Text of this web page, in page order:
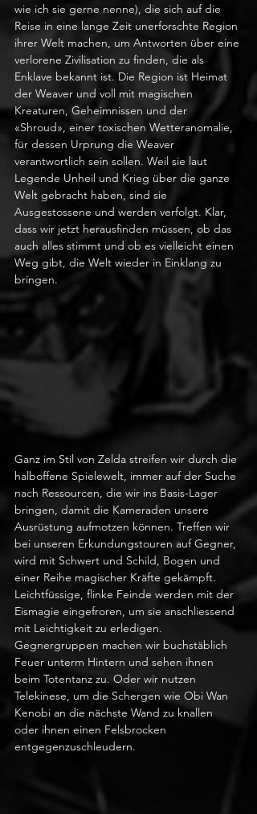
wie ich sie gerne nenne), die sich auf die
Reise in eine lange Zeit unerforschte Region
ihrer Welt machen, um Antworten über eine
verlorene Zivilisation zu finden, die als
Enklave bekannt ist. Die Region ist Heimat
der Weaver und voll mit magischen
Kreaturen, Geheimnissen und der
«Shroud», einer toxischen Wetteranomalie,
für dessen Urprung die Weaver
verantwortlich sein sollen. Weil sie laut
Legende Unheil und Krieg über die ganze
Welt gebracht haben, sind sie
Ausgestossene und werden verfolgt. Klar,
dass wir jetzt herausfinden müssen, ob das
auch alles stimmt und ob es vielleicht einen
Weg gibt, die Welt wieder in Einklang zu
bringen.
Ganz im Stil von Zelda streifen wir durch die
halboffene Spielewelt, immer auf der Suche
nach Ressourcen, die wir ins Basis-Lager
bringen, damit die Kameraden unsere
Ausrüstung aufmotzen können. Treffen wir
bei unseren Erkundungstouren auf Gegner,
wird mit Schwert und Schild, Bogen und
einer Reihe magischer Kräfte gekämpft.
Leichtfüssige, flinke Feinde werden mit der
Eismagie eingefroren, um sie anschliessend
mit Leichtigkeit zu erledigen.
Gegnergruppen machen wir buchstäblich
Feuer unterm Hintern und sehen ihnen
beim Totentanz zu. Oder wir nutzen
Telekinese, um die Schergen wie Obi Wan
Kenobi an die nächste Wand zu knallen
oder ihnen einen Felsbrocken
entgegenzuschleudern.